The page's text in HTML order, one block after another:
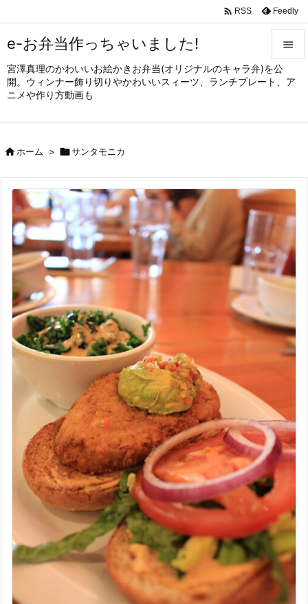
e-お弁当作っちゃいました!
宮澤真理のかわいいお絵かきお弁当(オリジナルのキャラ弁)を公
開。ウィンナー飾り切りやかわいいスィーツ、ランチプレート、ア
ニメや作り方動画も


メニュ
サイド

次へ

検索
 RSS Feedly
ホーム > サンタモニカ